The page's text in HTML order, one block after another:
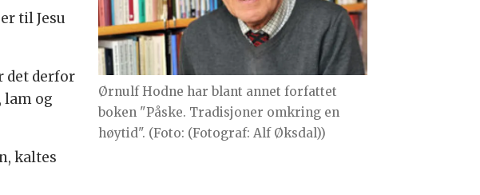
Ørnulf Hodne har blant annet forfattet
boken "Påske. Tradisjoner omkring en
høytid". (Foto: (Fotograf: Alf Øksdal))
til Jesu
det derfor
lam og
kaltes